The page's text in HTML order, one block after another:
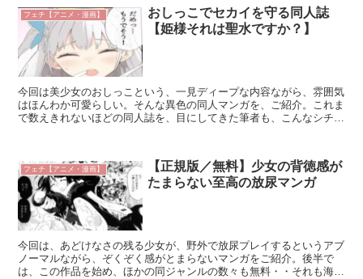
フェチ【アニメ・漫画】
おしっこでセカイを守る同人誌
【姫様それは聖水ですか？】
今回は美少女のおしっこという、一見ディープな内容ながら、雰囲気
はほんわか可愛らしい。そんな異色の同人マンガを、ご紹介。これま
で数えきれないほどの同人誌を、目にしてきた筆者も、こんなシチュ
フェチ【アニメ・漫画】
【正規版／無料】少女の背徳感が
たまらない至高の放尿マンガ
今回は、あどけなさの残る少女が、野外で放尿プレイするというアブ
ノーマルながら、ぞくぞく感がとまらないマンガをご紹介。後半で
は、この作品を始め、ほかの同ジャンルの数々も無料・・それも海賊